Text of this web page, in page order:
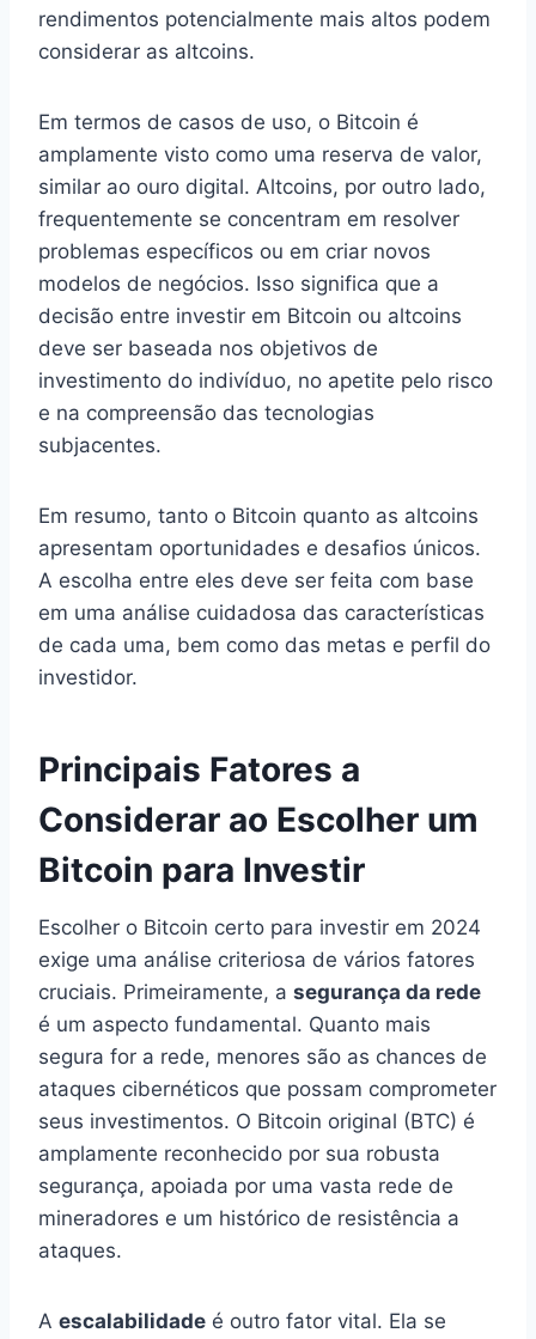
rendimentos potencialmente mais altos podem
considerar as altcoins.
Em termos de casos de uso, o Bitcoin é
amplamente visto como uma reserva de valor,
similar ao ouro digital. Altcoins, por outro lado,
frequentemente se concentram em resolver
problemas específicos ou em criar novos
modelos de negócios. Isso significa que a
decisão entre investir em Bitcoin ou altcoins
deve ser baseada nos objetivos de
investimento do indivíduo, no apetite pelo risco
e na compreensão das tecnologias
subjacentes.
Em resumo, tanto o Bitcoin quanto as altcoins
apresentam oportunidades e desafios únicos.
A escolha entre eles deve ser feita com base
em uma análise cuidadosa das características
de cada uma, bem como das metas e perfil do
investidor.
Principais Fatores a
Considerar ao Escolher um
Bitcoin para Investir
Escolher o Bitcoin certo para investir em 2024
exige uma análise criteriosa de vários fatores
cruciais. Primeiramente, a segurança da rede
é um aspecto fundamental. Quanto mais
segura for a rede, menores são as chances de
ataques cibernéticos que possam comprometer
seus investimentos. O Bitcoin original (BTC) é
amplamente reconhecido por sua robusta
segurança, apoiada por uma vasta rede de
mineradores e um histórico de resistência a
ataques.
A escalabilidade é outro fator vital. Ela se